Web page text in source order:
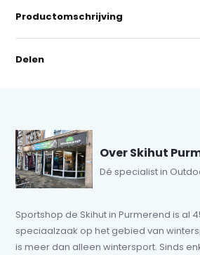
Productomschrijving
Delen
Over Skihut
Dé specialist in
Sportshop de Skihut in Purmerend is al
speciaalzaak op het gebied van
is meer dan alleen wintersport. Sinds